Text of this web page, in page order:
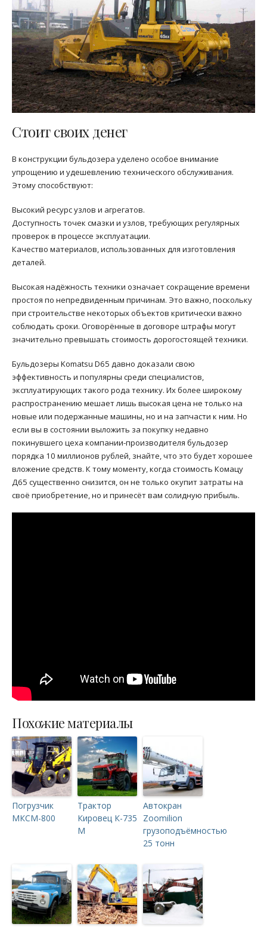
Стоит своих денег
В конструкции бульдозера уделено особое внимание
упрощению и удешевлению технического обслуживания.
Этому способствуют:
Высокий ресурс узлов и агрегатов.
Доступность точек смазки и узлов, требующих регулярных
проверок в процессе эксплуатации.
Качество материалов, использованных для изготовления
деталей.
Высокая надёжность техники означает сокращение времени
простоя по непредвиденным причинам. Это важно, поскольку
при строительстве некоторых объектов критически важно
соблюдать сроки. Оговорённые в договоре штрафы могут
значительно превышать стоимость дорогостоящей техники.
Бульдозеры Komatsu D65 давно доказали свою
эффективность и популярны среди специалистов,
эксплуатирующих такого рода технику. Их более широкому
распространению мешает лишь высокая цена не только на
новые или подержанные машины, но и на запчасти к ним. Но
если вы в состоянии выложить за покупку недавно
покинувшего цеха компании-производителя бульдозер
порядка 10 миллионов рублей, знайте, что это будет хорошее
вложение средств. К тому моменту, когда стоимость Комацу
Д65 существенно снизится, он не только окупит затраты на
своё приобретение, но и принесёт вам солидную прибыль.
Похожие материалы
Погрузчик
МКСМ-800
Трактор
Кировец К-735
М
Автокран
Zoomilion
грузоподъёмностью
25 тонн